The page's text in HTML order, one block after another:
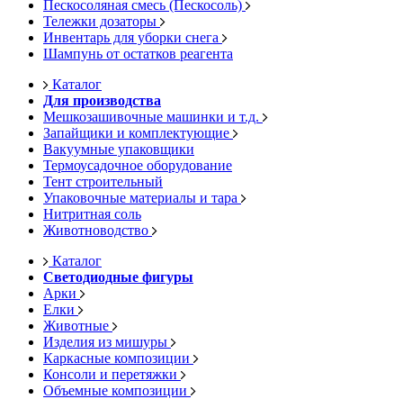
Пескосоляная смесь (Пескосоль)
Тележки дозаторы
Инвентарь для уборки снега
Шампунь от остатков реагента
Каталог
Для производства
Мешкозашивочные машинки и т.д.
Запайщики и комплектующие
Вакуумные упаковщики
Термоусадочное оборудование
Тент строительный
Упаковочные материалы и тара
Нитритная соль
Животноводство
Каталог
Светодиодные фигуры
Арки
Елки
Животные
Изделия из мишуры
Каркасные композиции
Консоли и перетяжки
Объемные композиции